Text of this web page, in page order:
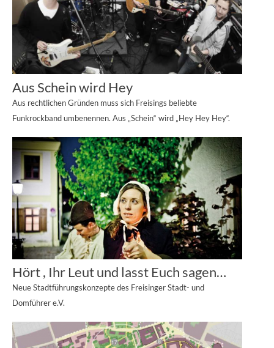
Aus Schein wird Hey
Aus rechtlichen Gründen muss sich Freisings beliebte
Funkrockband umbenennen. Aus „Schein“ wird „Hey Hey Hey“.
Hört , Ihr Leut und lasst Euch sagen…
Neue Stadtführungskonzepte des Freisinger Stadt- und
Domführer e.V.